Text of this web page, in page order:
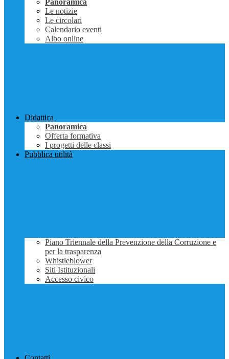
Panoramica
Le notizie
Le circolari
Calendario eventi
Albo online
Didattica
Panoramica
Offerta formativa
I progetti delle classi
Pubblica utilità
Piano Triennale della Prevenzione della Corruzione e
per la trasparenza
Whistleblower
Siti Istituzionali
Accesso civico